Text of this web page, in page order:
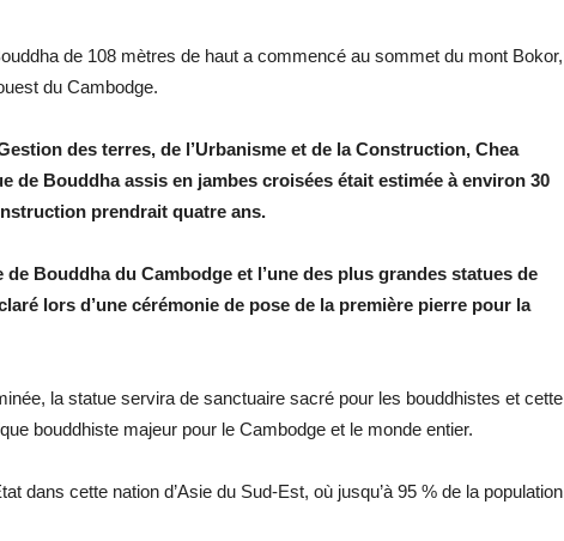
de 108 mètres de haut a commencé au sommet du mont Bokor,
du Cambodge.
des terres, de l’Urbanisme et de la Construction, Chea
de Bouddha assis en jambes croisées était estimée à environ 30
prendrait quatre ans.
Bouddha du Cambodge et l’une des plus grandes statues de
lors d’une cérémonie de pose de la première pierre pour la
la statue servira de sanctuaire sacré pour les bouddhistes et cette
bouddhiste majeur pour le Cambodge et le monde entier.
dans cette nation d’Asie du Sud-Est, où jusqu’à 95 % de la population